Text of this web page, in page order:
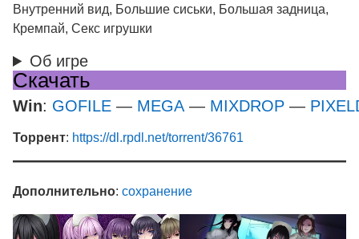
Внутренний вид, Большие сиськи, Большая задница,
Кремпай, Секс игрушки
Об игре
Скачать
Win: GOFILE — MEGA — MIXDROP —
Торрент: https://dl.rpdl.net/torrent/36761
Дополнительно: сохранение